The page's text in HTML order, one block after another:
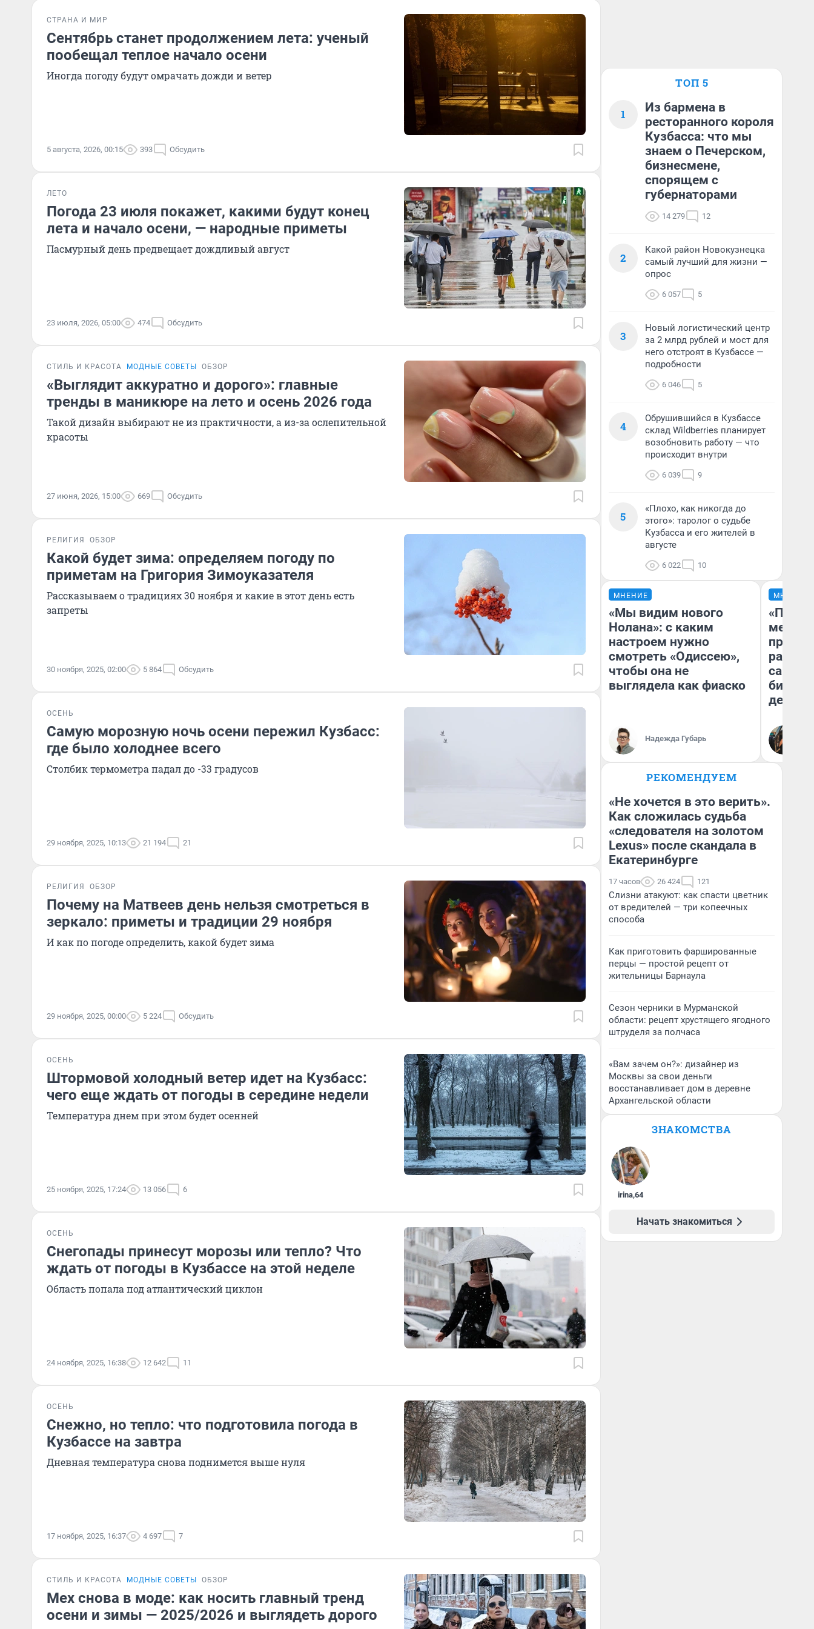
СТРАНА И МИР
Сентябрь станет продолжением лета: ученый
пообещал теплое начало осени
Иногда погоду будут омрачать дожди и ветер
5 августа, 2026, 00:15 393 Обсудить
ЛЕТО
Погода 23 июля покажет, какими будут конец
лета и начало осени, — народные приметы
Пасмурный день предвещает дождливый август
23 июля, 2026, 05:00 474 Обсудить
СТИЛЬ И КРАСОТА МОДНЫЕ СОВЕТЫ ОБЗОР
«Выглядит аккуратно и дорого»: главные
тренды в маникюре на лето и осень 2026 года
Такой дизайн выбирают не из практичности, а из-за ослепительной
красоты
27 июня, 2026, 15:00 669 Обсудить
РЕЛИГИЯ ОБЗОР
Какой будет зима: определяем погоду по
приметам на Григория Зимоуказателя
Рассказываем о традициях 30 ноября и какие в этот день есть
запреты
30 ноября, 2025, 02:00 5 864 Обсудить
ОСЕНЬ
Самую морозную ночь осени пережил Кузбасс:
где было холоднее всего
Столбик термометра падал до -33 градусов
29 ноября, 2025, 10:13 21 194 21
РЕЛИГИЯ ОБЗОР
Почему на Матвеев день нельзя смотреться в
зеркало: приметы и традиции 29 ноября
И как по погоде определить, какой будет зима
29 ноября, 2025, 00:00 5 224 Обсудить
ОСЕНЬ
Штормовой холодный ветер идет на Кузбасс:
чего еще ждать от погоды в середине недели
Температура днем при этом будет осенней
25 ноября, 2025, 17:24 13 056 6
ОСЕНЬ
Снегопады принесут морозы или тепло? Что
ждать от погоды в Кузбассе на этой неделе
Область попала под атлантический циклон
24 ноября, 2025, 16:38 12 642 11
ОСЕНЬ
Снежно, но тепло: что подготовила погода в
Кузбассе на завтра
Дневная температура снова поднимется выше нуля
17 ноября, 2025, 16:37 4 697 7
СТИЛЬ И КРАСОТА МОДНЫЕ СОВЕТЫ ОБЗОР
Мех снова в моде: как носить главный тренд
осени и зимы — 2025/2026 и выглядеть дорого
ТОП 5
1
Из бармена в
ресторанного короля
Кузбасса: что мы
знаем о Печерском,
бизнесмене,
спорящем с
губернаторами
14 279 12
2
Какой район Новокузнецка
самый лучший для жизни —
опрос
6 057 5
3
Новый логистический центр
за 2 млрд рублей и мост для
него отстроят в Кузбассе —
подробности
6 046 5
4
Обрушившийся в Кузбассе
склад Wildberries планирует
возобновить работу — что
происходит внутри
6 039 9
5
«Плохо, как никогда до
этого»: таролог о судьбе
Кузбасса и его жителей в
августе
6 022 10
МНЕНИЕ
«Мы видим нового
Нолана»: с каким
настроем нужно
смотреть «Одиссею»,
чтобы она не
выглядела как фиаско
Надежда Губарь
МНЕНИЕ
самом
РЕКОМЕНДУЕМ
«Не хочется в это верить».
Как сложилась судьба
«следователя на золотом
Lexus» после скандала в
Екатеринбурге
17 часов 26 424 121
Слизни атакуют: как спасти цветник
от вредителей — три копеечных
способа
Как приготовить фаршированные
перцы — простой рецепт от
жительницы Барнаула
Сезон черники в Мурманской
области: рецепт хрустящего ягодного
штруделя за полчаса
«Вам зачем он?»: дизайнер из
Москвы за свои деньги
восстанавливает дом в деревне
Архангельской области
ЗНАКОМСТВА
irina,64
Начать знакомиться